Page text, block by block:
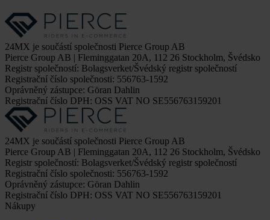
24MX je součástí společnosti Pierce Group AB
Pierce Group AB | Fleminggatan 20A, 112 26 Stockholm, Švédsko
Registr společností: Bolagsverket/Švédský registr společností
Registrační číslo společnosti: 556763-1592
Oprávněný zástupce: Göran Dahlin
Registrační číslo DPH: OSS VAT NO SE556763159201
24MX je součástí společnosti Pierce Group AB
Pierce Group AB | Fleminggatan 20A, 112 26 Stockholm, Švédsko
Registr společností: Bolagsverket/Švédský registr společností
Registrační číslo společnosti: 556763-1592
Oprávněný zástupce: Göran Dahlin
Registrační číslo DPH: OSS VAT NO SE556763159201
Nákupy